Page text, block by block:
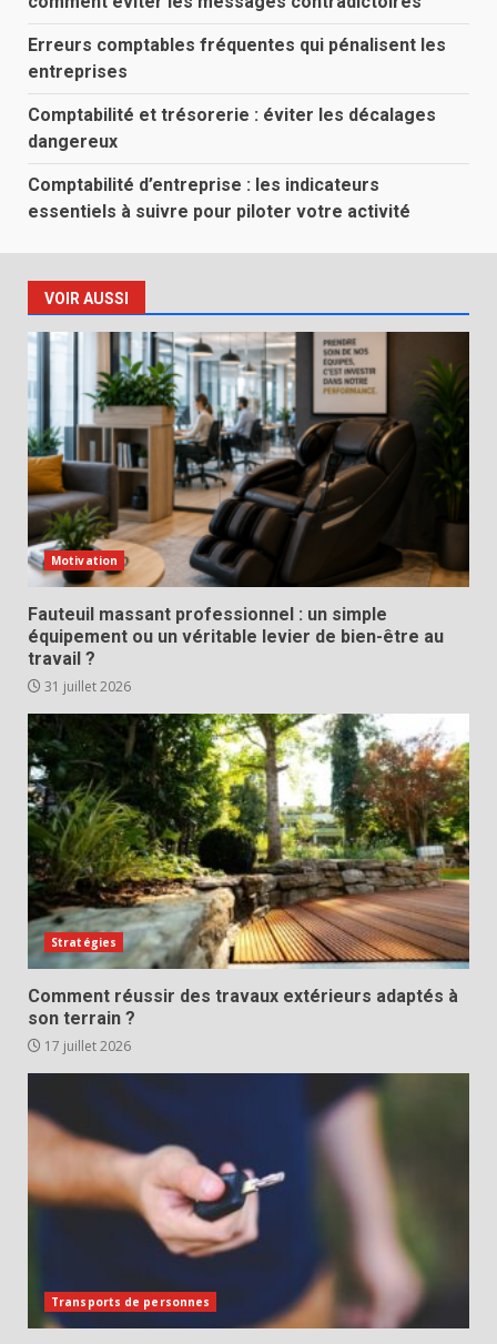
Erreurs comptables fréquentes qui pénalisent les
entreprises
Comptabilité et trésorerie : éviter les décalages
dangereux
Comptabilité d’entreprise : les indicateurs
essentiels à suivre pour piloter votre activité
VOIR AUSSI
Motivation
Fauteuil massant professionnel : un simple
équipement ou un véritable levier de bien-être au
travail ?
31 juillet 2026
Stratégies
Comment réussir des travaux extérieurs adaptés à
son terrain ?
17 juillet 2026
Transports de personnes